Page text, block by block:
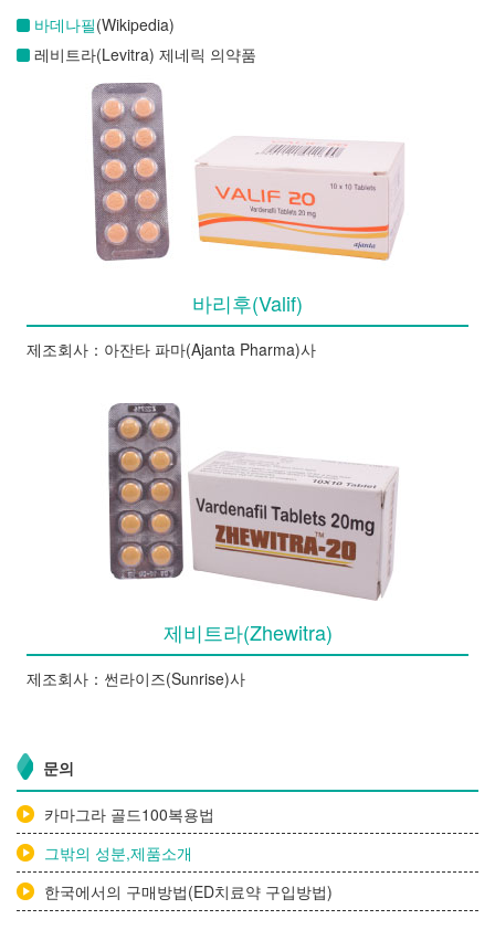
바데나필(Wikipedia)
레비트라(Levitra) 제네릭 의약품
바리후(Valif)
제조회사：아잔타 파마(Ajanta Pharma)사
제비트라(Zhewitra)
제조회사：썬라이즈(Sunrise)사
문의
카마그라 골드100복용법
그밖의 성분,제품소개
한국에서의 구매방법(ED치료약 구입방법)